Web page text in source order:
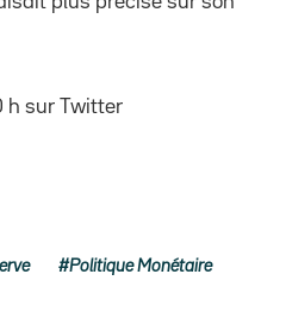
h sur Twitter
Politique Monétaire